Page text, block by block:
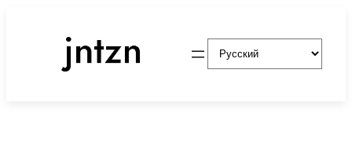
содержимому
Выбрать
язык